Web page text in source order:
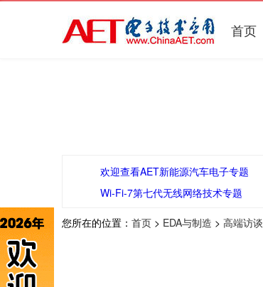
首页
欢迎查看AET新能源汽车电子专题
Wi-Fi-7第七代无线网络技术专题
您所在的位置： 首页 > EDA与制造 > 高端访谈